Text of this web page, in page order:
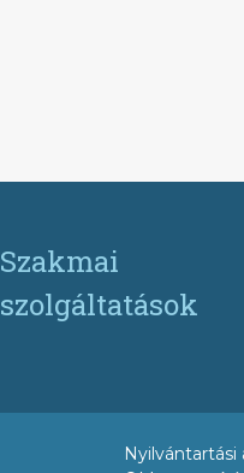
Szakmai
szolgáltatások
Nyilvántartási